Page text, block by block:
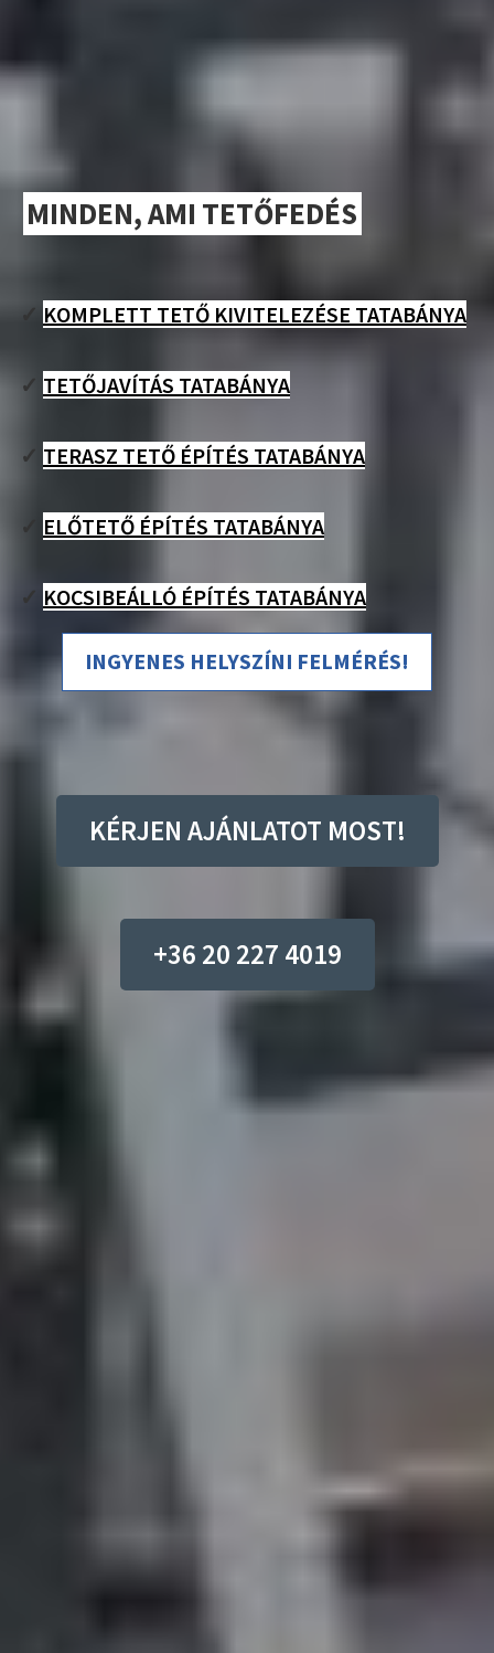
MINDEN, AMI TETŐFEDÉS
✓ KOMPLETT TETŐ KIVITELEZÉSE TATABÁNYA
✓ TETŐJAVÍTÁS TATABÁNYA
✓ TERASZ TETŐ ÉPÍTÉS TATABÁNYA
✓ ELŐTETŐ ÉPÍTÉS TATABÁNYA
✓ KOCSIBEÁLLÓ ÉPÍTÉS TATABÁNYA
INGYENES HELYSZÍNI FELMÉRÉS!
KÉRJEN AJÁNLATOT MOST!
+36 20 227 4019